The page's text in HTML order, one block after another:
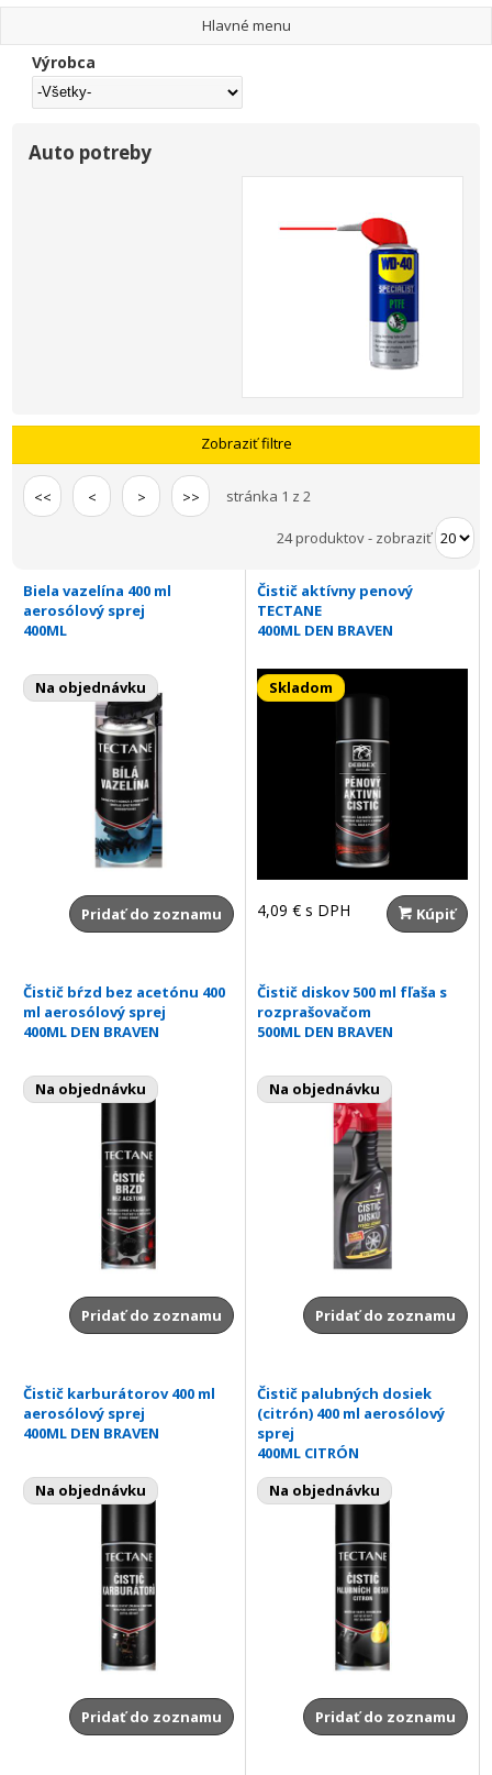
Hlavné menu
Výrobca
Auto potreby
Zobraziť filtre
<< < > >> stránka 1 z 2
24 produktov- zobraziť
Biela vazelína 400 ml
aerosólový sprej
400ML
Na objednávku
Pridať do zoznamu
Čistič aktívny penový
TECTANE
400ML DEN BRAVEN
Skladom
4,09 € s DPH Kúpiť
Čistič bŕzd bez acetónu 400
ml aerosólový sprej
400ML DEN BRAVEN
Na objednávku
Pridať do zoznamu
Čistič diskov 500 ml fľaša s
rozprašovačom
500ML DEN BRAVEN
Na objednávku
Pridať do zoznamu
Čistič karburátorov 400 ml
aerosólový sprej
400ML DEN BRAVEN
Na objednávku
Pridať do zoznamu
Čistič palubných dosiek
(citrón) 400 ml aerosólový
sprej
400ML CITRÓN
Na objednávku
Pridať do zoznamu